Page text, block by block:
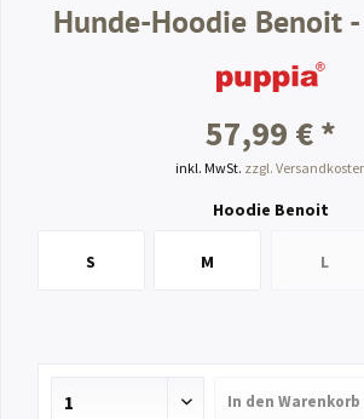
Hunde-Hoodie Benoit
57,99 € *
inkl. MwSt. zzgl.
Hoodie Benoit
S M L
In den Warenkorb